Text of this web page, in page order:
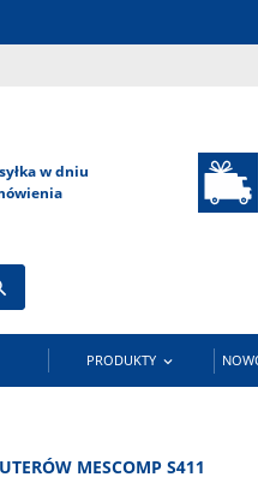
w dniu
PRODUKTY 
MESCOMP S411